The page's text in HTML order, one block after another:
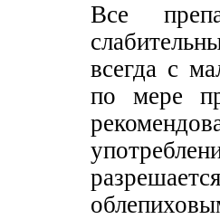
Все
всегда с
по мере